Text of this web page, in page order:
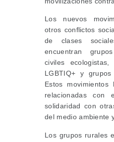
Los nuevos
otros conflictos
de clases
encuentran
civiles
LGBTIQ+ y
Estos
relacionadas con
solidaridad con
del medio ambiente
Los grupos rurales